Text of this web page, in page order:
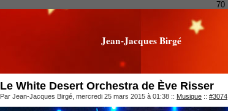
70
Jean-Jacques Birgé
Le White Desert Orchestra de Ève Risser
Par Jean-Jacques Birgé, mercredi 25 mars 2015 à 01:38 :: Musique :: #3074